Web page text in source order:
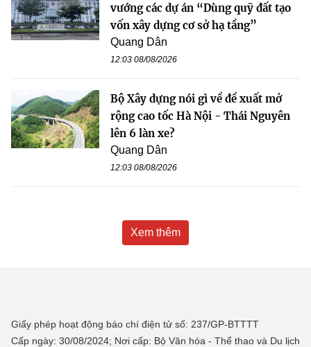
vướng các dự án “Dùng quỹ đất tạo
vốn xây dựng cơ sở hạ tầng”
Quang Dân
12:03 08/08/2026
Bộ Xây dựng nói gì về đề xuất mở
rộng cao tốc Hà Nội - Thái Nguyên
lên 6 làn xe?
Quang Dân
12:03 08/08/2026
Xem thêm
Giấy phép hoạt động báo chí điện tử số: 237/GP-BTTTT
Cấp ngày: 30/08/2024; Nơi cấp: Bộ Văn hóa - Thể thao và Du lịch